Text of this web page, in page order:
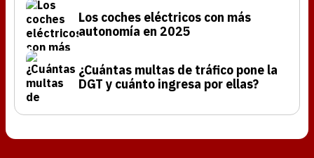
Los coches eléctricos con más
autonomía en 2025
¿Cuántas multas de tráfico pone la
DGT y cuánto ingresa por ellas?